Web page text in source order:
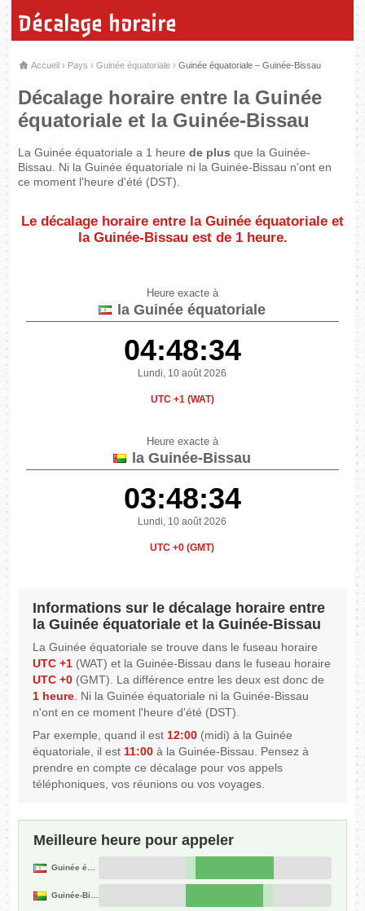
Décalage horaire
Accueil › Pays ›Guinée équatoriale ›Guinée équatoriale – Guinée-Bissau
Décalage horaire entre la Guinée
équatoriale et la Guinée-Bissau
La Guinée équatoriale a 1 heurede plus que la Guinée-
Bissau. Ni la Guinée équatoriale ni la Guinée-Bissau n'ont en
ce moment l'heure d'été (DST).
Le décalage horaire entre la Guinée équatoriale et
la Guinée-Bissau est de 1 heure.
Heure exacte à
la Guinée équatoriale
04:48:34
Lundi, 10 août 2026
UTC +1 (WAT)
Heure exacte à
la Guinée-Bissau
03:48:34
Lundi, 10 août 2026
UTC +0 (GMT)
Informations sur le décalage horaire entre
la Guinée équatoriale et la Guinée-Bissau
La Guinée équatoriale se trouve dans le fuseau horaire
UTC +1 (WAT) et la Guinée-Bissau dans le fuseau horaire
UTC +0 (GMT). La différence entre les deux est donc de
1 heure. Ni la Guinée équatoriale ni la Guinée-Bissau
n'ont en ce moment l'heure d'été (DST).
Par exemple, quand il est12:00 (midi) à la Guinée
équatoriale, il est11:00 à la Guinée-Bissau. Pensez à
prendre en compte ce décalage pour vos appels
téléphoniques, vos réunions ou vos voyages.
Meilleure heure pour appeler
Guinée équatoriale
Guinée-Bissau